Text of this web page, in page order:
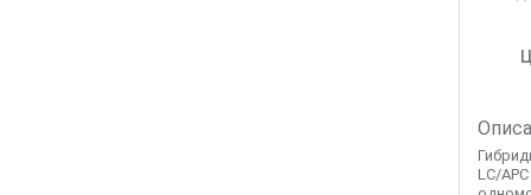
LC/